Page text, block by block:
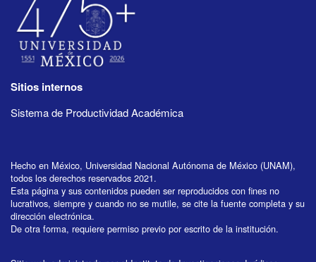
Sitios internos
Sistema de Productividad Académica
Hecho en México, Universidad Nacional Autónoma de México (UNAM),
todos los derechos reservados 2021.
Esta página y sus contenidos pueden ser reproducidos con fines no
lucrativos, siempre y cuando no se mutile, se cite la fuente completa y su
dirección electrónica.
De otra forma, requiere permiso previo por escrito de la institución.